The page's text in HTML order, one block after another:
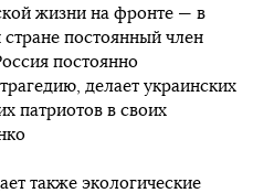
жизни на фронте — в
постоянный член
постоянно
делает украинских
патриотов в своих
также экологические